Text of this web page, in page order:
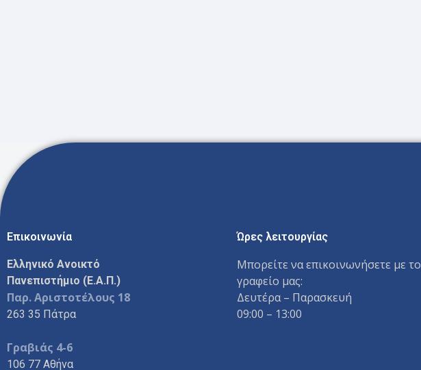
Επικοινωνία
Ελληνικό Ανοικτό
Πανεπιστήμιο (Ε.Α.Π.)
Παρ. Αριστοτέλους 18
263 35 Πάτρα
Γραβιάς 4-6
106 77 Αθήνα
Ώρες λειτουργίας
Μπορείτε να επικοινωνήσετε με το
γραφείο μας:
Δευτέρα – Παρασκευή
09:00 – 13:00